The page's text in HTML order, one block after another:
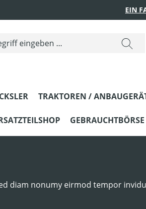
EIN
TRAKTOREN /
GEBRAUCHTBÖRSE
diam nonumy eirmod tempor